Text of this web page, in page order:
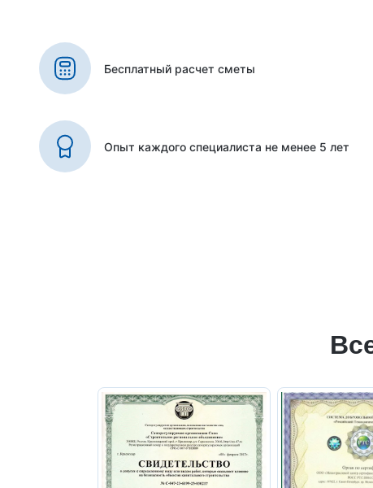
Бесплатный расчет сметы
Опыт каждого специалиста не менее 5 лет